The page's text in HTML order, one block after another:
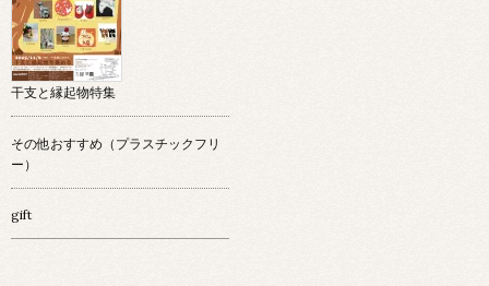
干支と縁起物特集
その他おすすめ（プラスチックフリ
ー）
gift